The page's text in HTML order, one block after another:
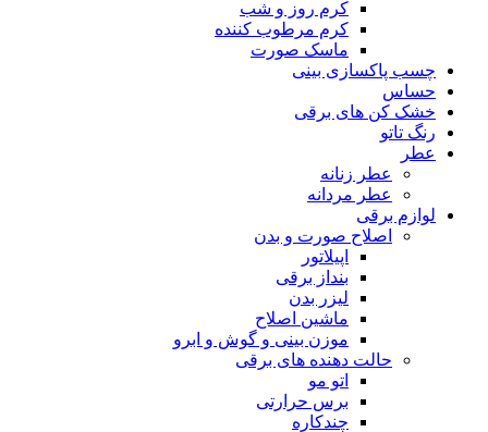
کرم روز و شب
کرم مرطوب کننده
ماسک صورت
چسب پاکسازی بینی
حساس
خشک کن های برقی
رنگ تاتو
عطر
عطر زنانه
عطر مردانه
لوازم برقی
اصلاح صورت و بدن
اپیلاتور
بنداز برقی
لیزر بدن
ماشین اصلاح
موزن بینی و گوش و ابرو
حالت دهنده های برقی
اتو مو
برس حرارتی
چندکاره